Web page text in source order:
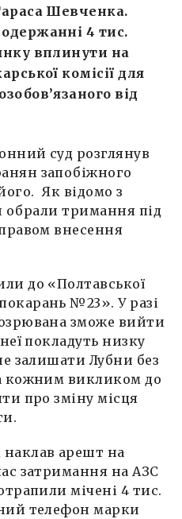
Шевченка.
4 тис.
вплинути на
комісії для
від
суд розглянув
запобіжного
Як відомо з
обрали тримання під
внесення
до «Полтавської
№23». У разі
зможе вийти
покладуть низку
залишати Лубни без
кожним викликом до
про зміну місця
арешт на
затримання на АЗС
мічені 4 тис.
телефон марки